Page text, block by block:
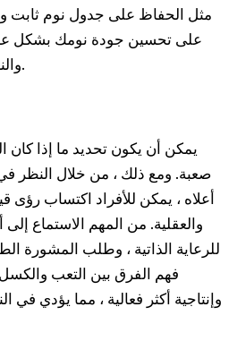
مثل الحفاظ على جدول نوم ثابت
على تحسين جودة نومك بشكل
والنعاس على المدى الطويل.
يمكن أن يكون تحديد ما إذا كان
صعبة. ومع ذلك ، من خلال النظر
أعلاه ، يمكن للأفراد اكتساب رؤى
والعقلية. من المهم الاستماع إلى
للرعاية الذاتية ، وطلب المشورة
فهم الفرق بين التعب
وإنتاجية أكثر فعالية ، مما يؤدي في